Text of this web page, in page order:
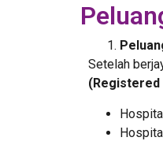
Setelah
(Registered